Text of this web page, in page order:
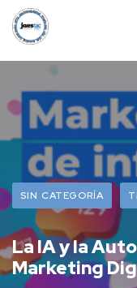
SIN CATEGORÍA
La IA y la
Marketing